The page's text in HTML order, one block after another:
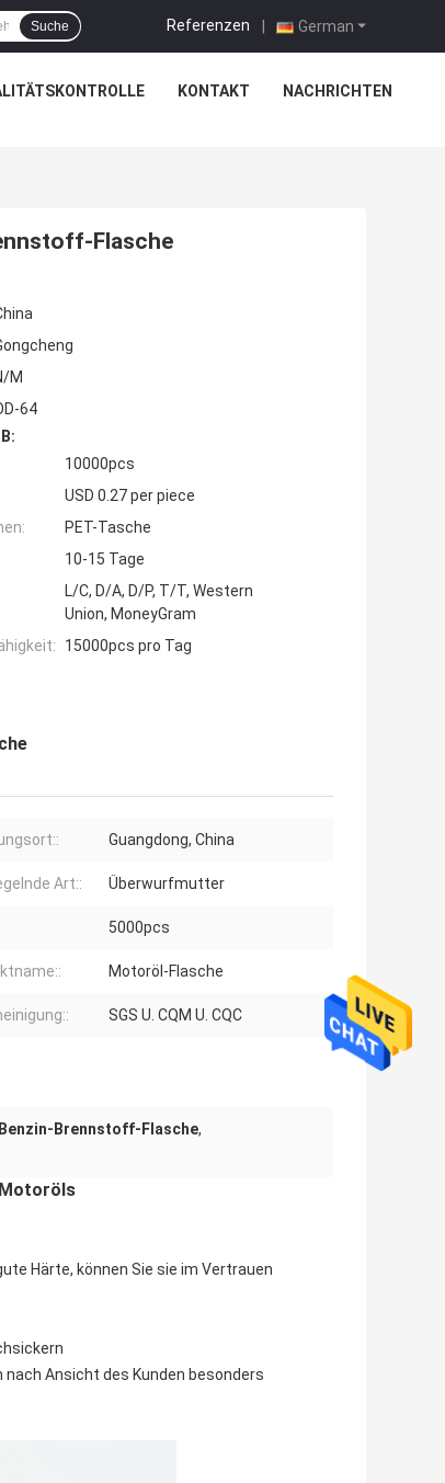
German
Referenzen |
Suche
KONTAKT NACHRICHTEN
Flasche
M
64
10000pcs
USD 0.27 per piece
PET-Tasche
10-15 Tage
L/C, D/A, D/P, T/T, Western
Union, MoneyGram
15000pcs pro Tag
Guangdong, China
Art:: Überwurfmutter
5000pcs
Motoröl-Flasche
SGS U. CQM U. CQC
Brennstoff-Flasche,
Härte, können Sie sie im Vertrauen
Ansicht des Kunden besonders